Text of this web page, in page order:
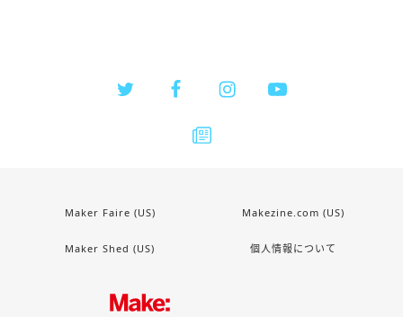
Maker Faire (US) Makezine.com (US)
Maker Shed (US) 個人情報について